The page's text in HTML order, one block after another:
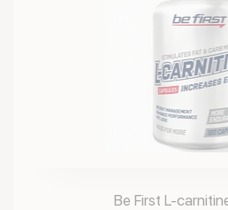
Be First L-